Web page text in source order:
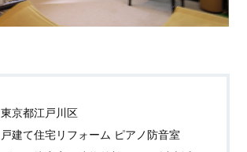
東京都江戸川区
戸建て住宅リフォーム ピアノ防音室